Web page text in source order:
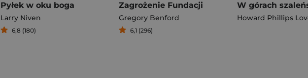
Pyłek w oku boga
Larry Niven
6,8 (180)
Zagrożenie Fundacji
Gregory Benford
6,1 (296)
W górach
Howard Phillips